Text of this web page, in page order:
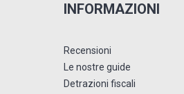
INFORMAZIONI
Recensioni
Le nostre guide
Detrazioni fiscali